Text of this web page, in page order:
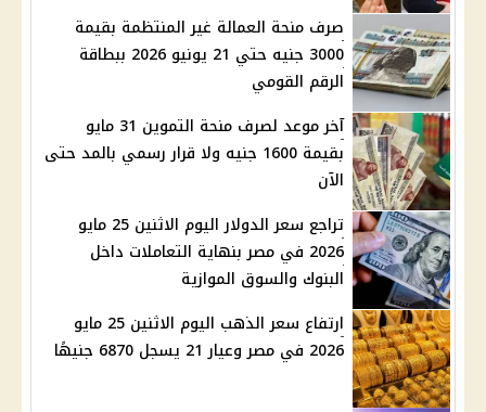
صرف منحة العمالة غير المنتظمة بقيمة
3000 جنيه حتي 21 يونيو 2026 ببطاقة
الرقم القومي
آخر موعد لصرف منحة التموين 31 مايو
بقيمة 1600 جنيه ولا قرار رسمي بالمد حتى
الآن
تراجع سعر الدولار اليوم الاثنين 25 مايو
2026 في مصر بنهاية التعاملات داخل
البنوك والسوق الموازية
ارتفاع سعر الذهب اليوم الاثنين 25 مايو
2026 في مصر وعيار 21 يسجل 6870 جنيهًا